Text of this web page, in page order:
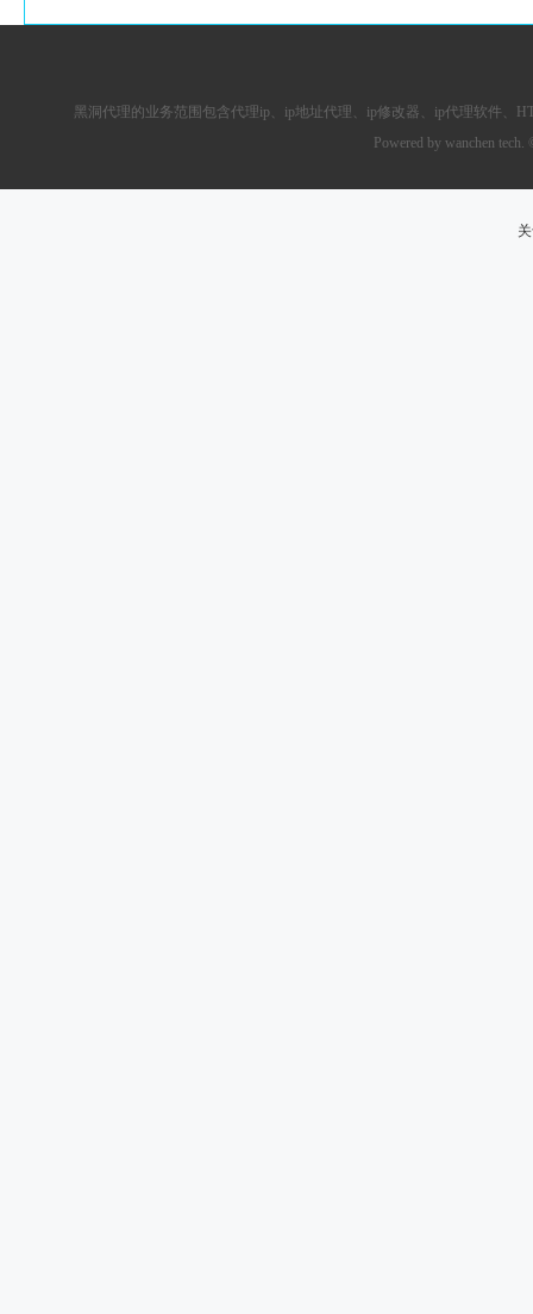
黑洞代理的业务范围包含代理ip 、ip地址代理、ip修改器、 ip代理软件
Powered by wanchen